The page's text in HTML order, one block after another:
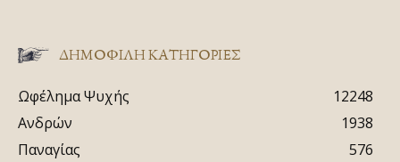
ΔΗΜΟΦΙΛΗ ΚΑΤΗΓΟΡΙΕΣ
Ωφέλημα Ψυχής
12248
Ανδρών
1938
Παναγίας
576